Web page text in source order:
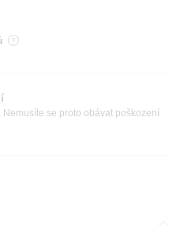
se proto obávat poškození